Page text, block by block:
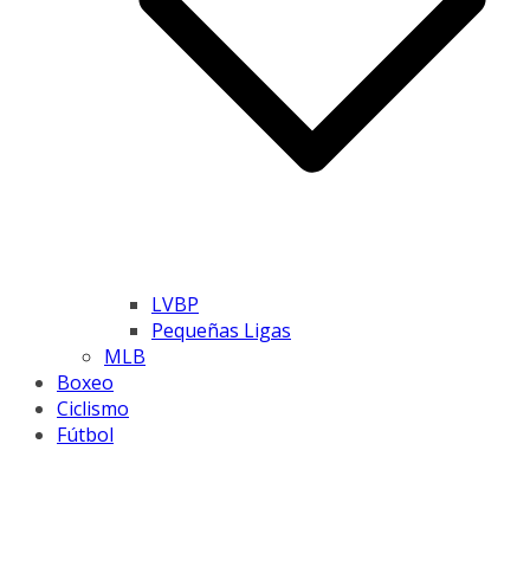
LVBP
Pequeñas Ligas
MLB
Boxeo
Ciclismo
Fútbol